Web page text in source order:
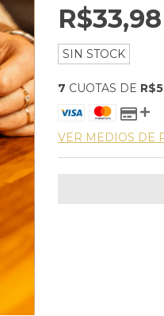
R$33,98
SIN STOCK
7 CUOTAS DE
VER MEDIOS DE